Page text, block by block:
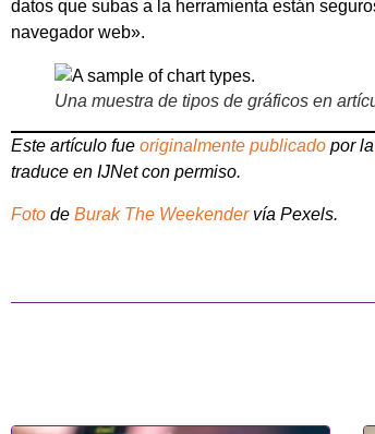
datos que subas a la herramienta están
navegador web».
Una muestra de tipos de gráficos en
Este artículo fue originalmente publicado por la
traduce en IJNet con permiso.
Foto de Burak The Weekendervía Pexels.